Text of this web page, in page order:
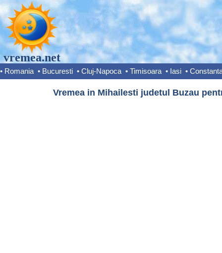
vremea.net
• Romania • Bucuresti • Cluj-Napoca • Timisoara • Iasi •
Vremea in Mihailesti judetul Buzau